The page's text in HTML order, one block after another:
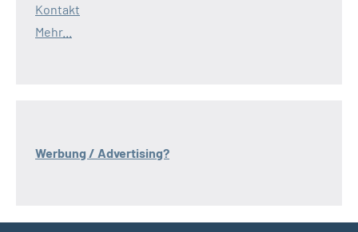
Kontakt
Mehr...
Werbung / Advertising?